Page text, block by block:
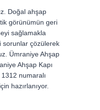
Doğal ahşap
görünümün geri
sağlamakla
sorunlar çözülerek
Ümraniye Ahşap
Ahşap Kapı
numaralı
hazırlanıyor.